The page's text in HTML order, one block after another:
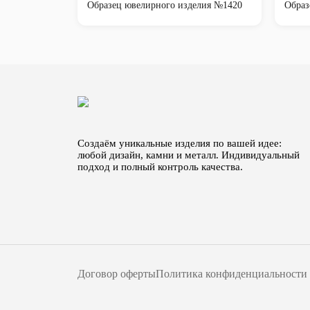
Образец ювелирного изделия №1420
Создаём уникальные изделия по вашей идее:
любой дизайн, камни и металл. Индивидуальный
подход и полный контроль качества.
Договор офертыПолитика конфиденциальности